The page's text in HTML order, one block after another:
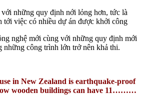
những quy định nới lỏng hơn, tức là
tới việc có nhiều dự án được khởi công
nghệ mới cùng với những quy định mới
những công trình lớn trở nên khả thi.
in New Zealand is earthquake-proof
wooden buildings can have 11………